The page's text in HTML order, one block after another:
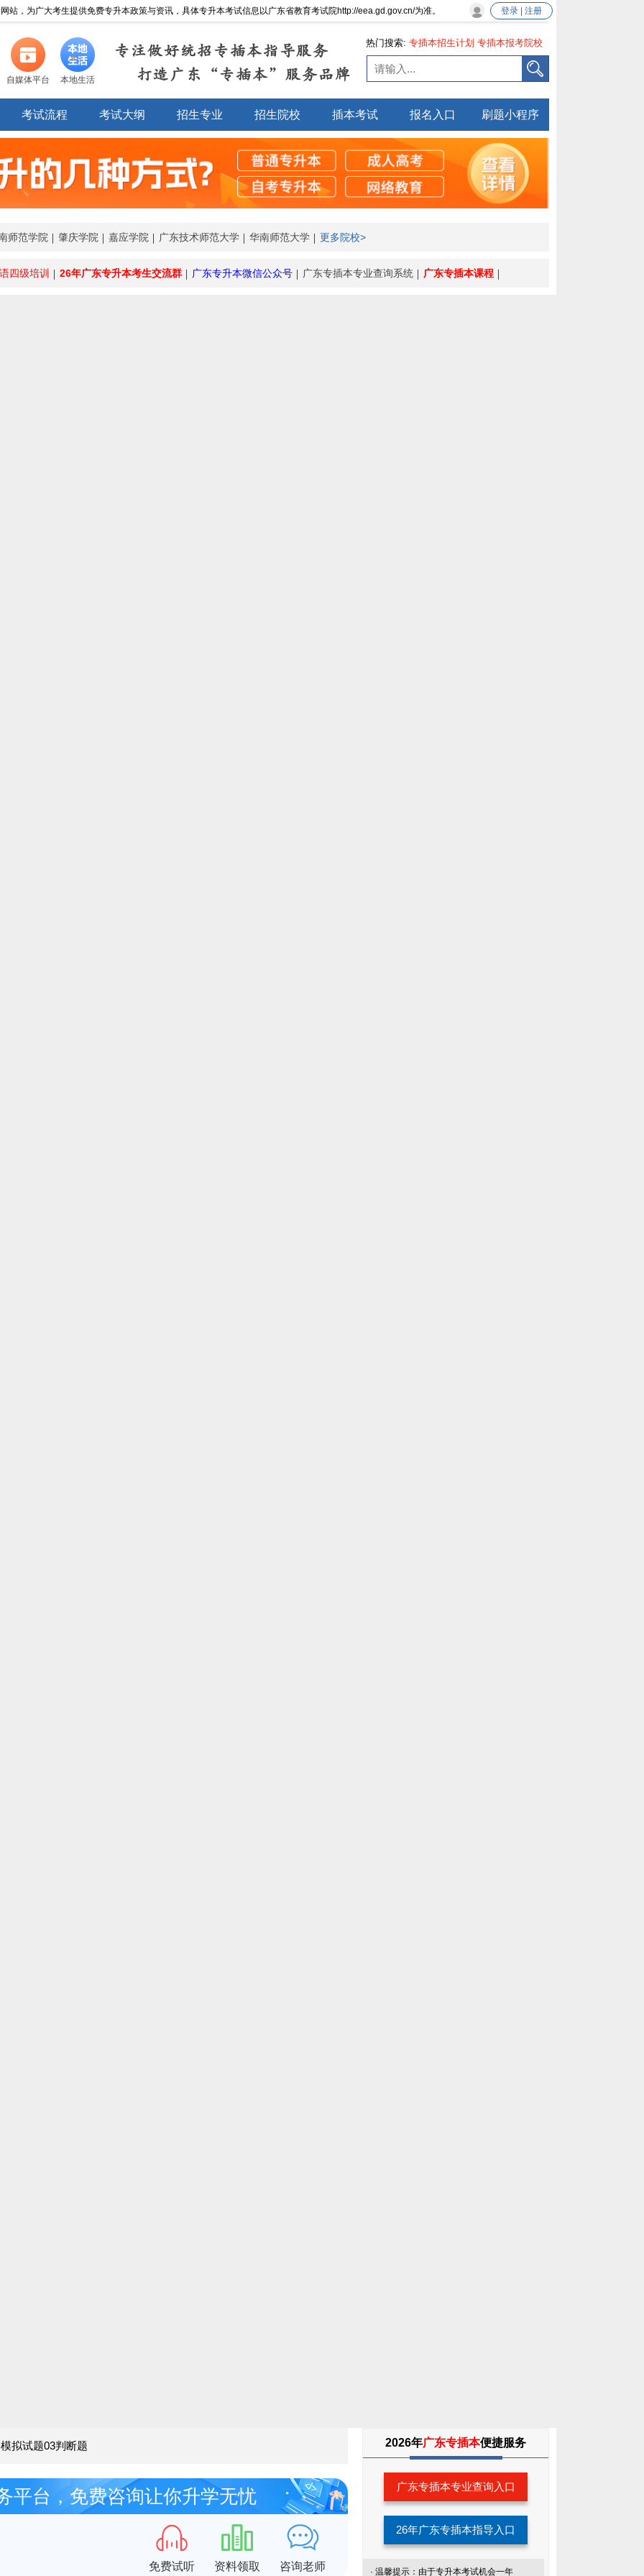
站，为广大考生提供免费专升本政策与资讯，具体专升本考试信息以广东省教育考试院http://eea.gd.gov.cn/为准。 登录 | 注册
自媒体平台 本地生活
专注做好统招专插本指导服务
打造广东“专插本”服务品牌
热门搜索: 专插本招生计划 专插本报考院校
考试流程 考试大纲 招生专业 招生院校 插本考试 报名入口 刷题小程序
师范学院 肇庆学院 嘉应学院 广东技术师范大学 华南师范大学 更多院校>
四级培训 26年广东专升本考生交流群 广东专升本微信公众号 广东专插本专业查询系统 广东专插本课程
拟试题03判断题
平台，免费咨询让你升学无忧
免费试听 资料领取 咨询老师
2026年广东专插本便捷服务
广东专插本专业查询入口
26年广东专插本指导入口
· 温馨提示：由于专升本考试机会一年